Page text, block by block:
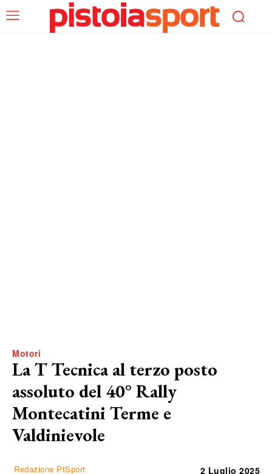
Motori
La T Tecnica al terzo posto
assoluto del 40° Rally
Montecatini Terme e
Valdinievole
Redazione PtSport 2 Luglio 2025